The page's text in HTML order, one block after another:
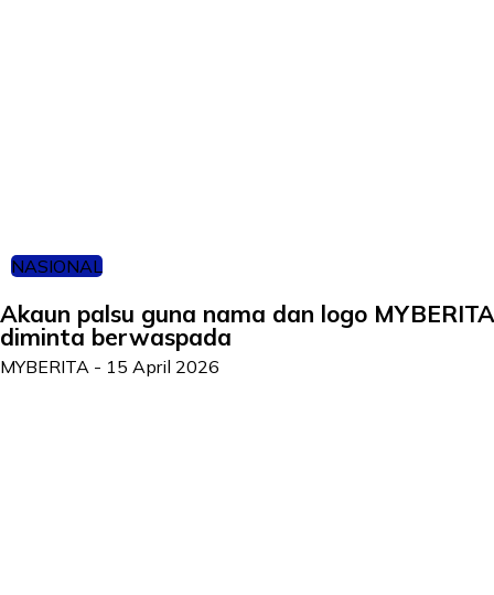
NASIONAL
Akaun palsu guna nama dan logo
diminta berwaspada
MYBERITA - 15 April 2026